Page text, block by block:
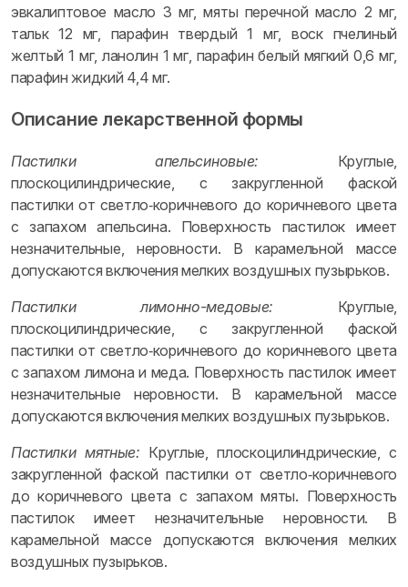
эвкалиптовое масло 3 мг, мяты перечной масло 2 мг,
тальк 12 мг, парафин твердый 1 мг, воск пчелиный
желтый 1 мг, ланолин 1 мг, парафин белый мягкий 0,6 мг,
парафин жидкий 4,4 мг.
Описание лекарственной формы
Пастилки апельсиновые: Круглые,
плоскоцилиндрические, с закругленной фаской
пастилки от светло‑коричневого до коричневого цвета
с запахом апельсина. Поверхность пастилок имеет
незначительные, неровности. В карамельной массе
допускаются включения мелких воздушных пузырьков.
Пастилки лимонно-медовые: Круглые,
плоскоцилиндрические, с закругленной фаской
пастилки от светло‑коричневого до коричневого цвета
с запахом лимона и меда. Поверхность пастилок имеет
незначительные неровности. В карамельной массе
допускаются включения мелких воздушных пузырьков.
Пастилки мятные: Круглые, плоскоцилиндрические, с
закругленной фаской пастилки от светло‑коричневого
до коричневого цвета с запахом мяты. Поверхность
пастилок имеет незначительные неровности. В
карамельной массе допускаются включения мелких
воздушных пузырьков.